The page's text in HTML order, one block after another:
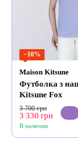
−10%
Maison Kitsune
Футболка з
Kitsune Fox
3 700 грн
3 330 грн
В наличии